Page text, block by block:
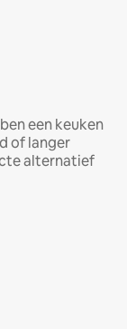
een keuken
of langer
alternatief